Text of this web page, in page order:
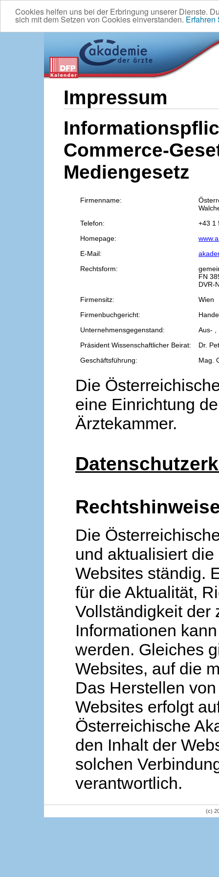
Cookies helfen uns bei der Erbringung unserer Dienste.
sich mit dem Setzen von Cookies einverstanden. Erfahren
Impressum
Commerce-
Mediengesetz
Firmenname:
Telefon:
+43 1
Homepage:
E-Mail:
Rechtsform:
FN
DVR-
Firmensitz:
Wien
Firmenbuchgericht:
Unternehmensgegenstand:
Aus- ,
Präsident Wissenschaftlicher Beirat:
Dr.
Geschäftsführung:
Mag.
Die
eine Einrichtung
Ärztekammer.
Die
und aktualisiert
Websites ständig.
für die Aktualität,
Vollständigkeit der
Informationen
werden. Gleiches
Websites, auf die
Das Herstellen
Websites erfolgt
Österreichische
den Inhalt der
solchen
verantwortlich.
(c)